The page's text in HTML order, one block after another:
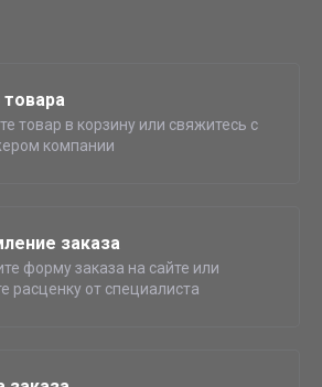
товар в корзину или свяжитесь с
компании
заказа
форму заказа на сайте или
расценку от специалиста